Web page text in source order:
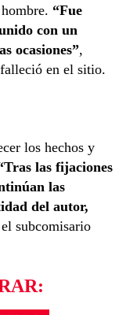
“Fue
con un
ocasiones”,
en el sitio.
los hechos y
las fijaciones
las
del autor,
subcomisario